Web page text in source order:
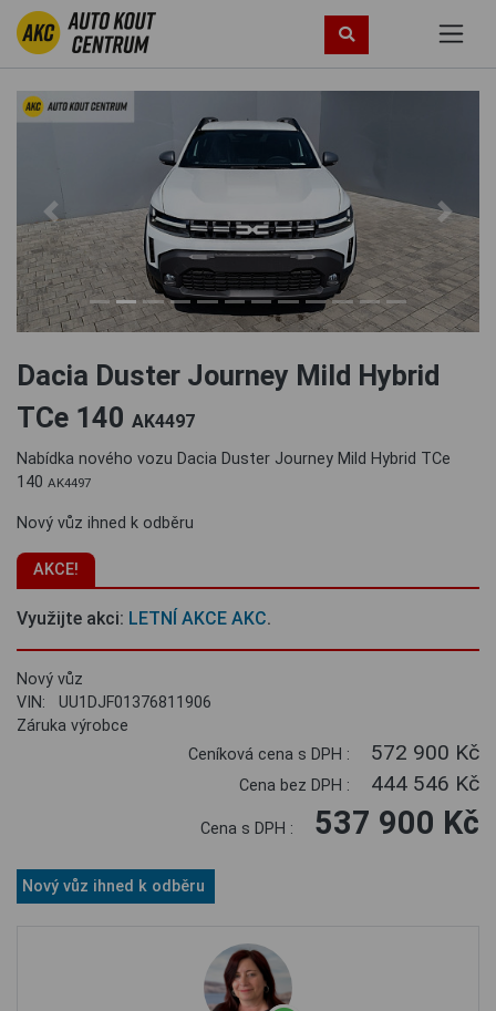
Previous Next
Dacia Duster Journey Mild Hybrid
TCe 140 AK4497
Nabídka nového vozu Dacia Duster Journey Mild Hybrid TCe
140 AK4497
Nový vůz ihned k odběru
AKCE!
Využijte akci: LETNÍ AKCE AKC.
Nový vůz
VIN: UU1DJF01376811906
Záruka výrobce
Ceníková cena s DPH :
572 900 Kč
Cena bez DPH : 444 546 Kč
Cena s DPH : 537 900 Kč
Nový vůz ihned k odběru